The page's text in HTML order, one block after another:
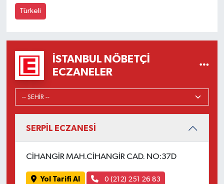
Türkeli
İSTANBUL NÖBETÇI
ECZANELER
SERPİL ECZANESİ
CİHANGİR MAH.CİHANGİR CAD. NO:37D
Yol Tarifi Al 0 (212) 251 26 83